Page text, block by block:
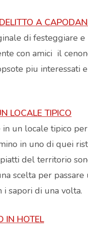
A
di festeggiare e
con amici il
piu interessati
LOCALE TIPICO
in un locale tipico
in uno di quei
del territorio
scelta per passare
sapori di una volta.
IN HOTEL